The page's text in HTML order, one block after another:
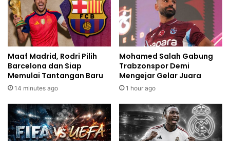
Maaf Madrid, Rodri Pilih
Barcelona dan Siap
Memulai Tantangan Baru
14 minutes ago
Mohamed Salah Gabung
Trabzonspor Demi
Mengejar Gelar Juara
1 hour ago